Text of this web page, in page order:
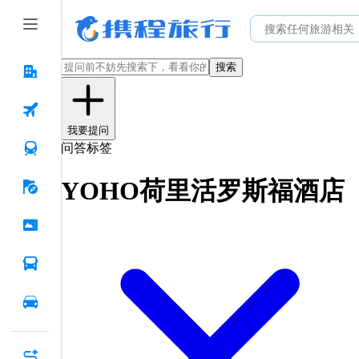
搜索
我要提问
问答标签
YOHO荷里活罗斯福酒店